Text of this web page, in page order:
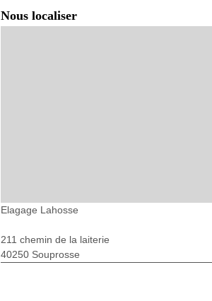
Nous localiser
Elagage Lahosse
211 chemin de la laiterie
40250 Souprosse